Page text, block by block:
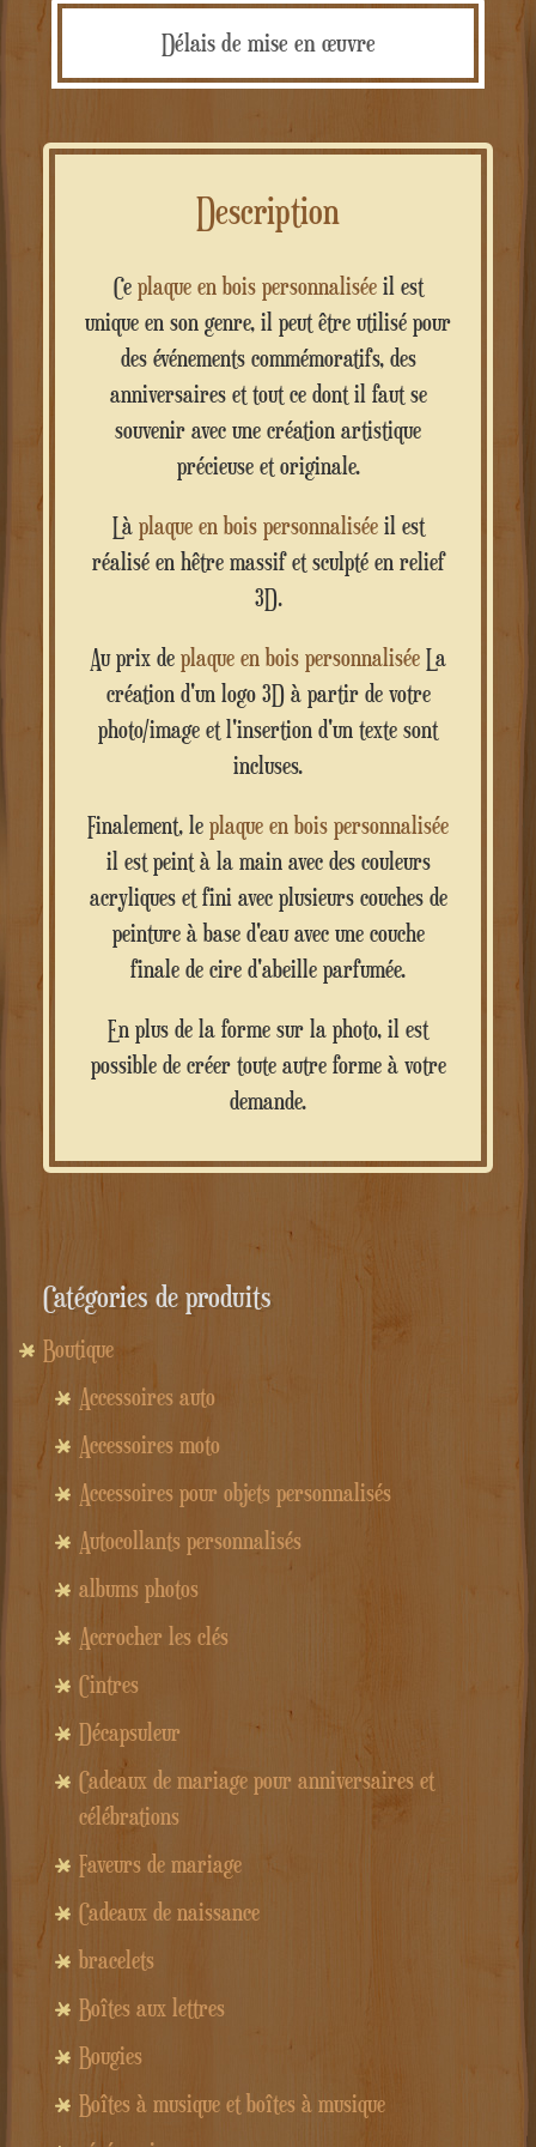
Délais de mise en œuvre
Description
Ce plaque en bois personnaliséeil est
unique en son genre, il peut être utilisé pour
des événements commémoratifs, des
anniversaires et tout ce dont il faut se
souvenir avec une création artistique
précieuse et originale.
Là plaque en bois personnaliséeil est
réalisé en hêtre massif et sculpté en relief
3D.
Au prix de plaque en bois personnalisée La
création d'un logo 3D à partir de votre
photo/image et l'insertion d'un texte sont
incluses.
Finalement, le plaque en bois personnalisée
il est peint à la main avec des couleurs
acryliques et fini avec plusieurs couches de
peinture à base d'eau avec une couche
finale de cire d'abeille parfumée.
En plus de la forme sur la photo, il est
possible de créer toute autre forme à votre
demande.
Catégories de produits
Boutique
Accessoires auto
Accessoires moto
Accessoires pour objets personnalisés
Autocollants personnalisés
albums photos
Accrocher les clés
Cintres
Décapsuleur
Cadeaux de mariage pour anniversaires et
célébrations
Faveurs de mariage
Cadeaux de naissance
bracelets
Boîtes aux lettres
Bougies
Boîtes à musique et boîtes à musique